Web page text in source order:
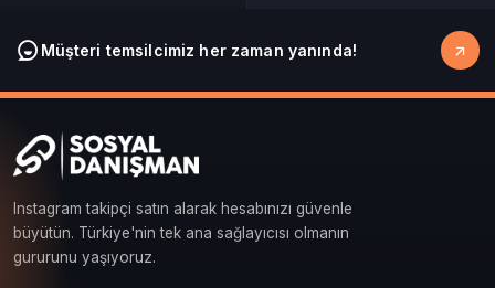
Müşteri temsilcimiz her zaman yanında!
Instagram takipçi satın alarak hesabınızı güvenle
büyütün. Türkiye'nin tek ana sağlayıcısı olmanın
gururunu yaşıyoruz.